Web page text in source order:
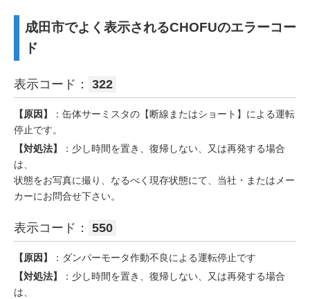
成田市でよく表示されるCHOFUのエラーコー
ド
表示コード： 322
【原因】
：缶体サーミスタの【断線またはショート】による運転
停止です。
【対処法】
：少し時間を置き、復帰しない、又は再発する場合
は、
状態をお写真に撮り、なるべく現存状態にて、当社・またはメー
カーにお問合せ下さい。
表示コード： 550
【原因】
：ダンパーモータ作動不良による運転停止です
【対処法】
：少し時間を置き、復帰しない、又は再発する場合
は、